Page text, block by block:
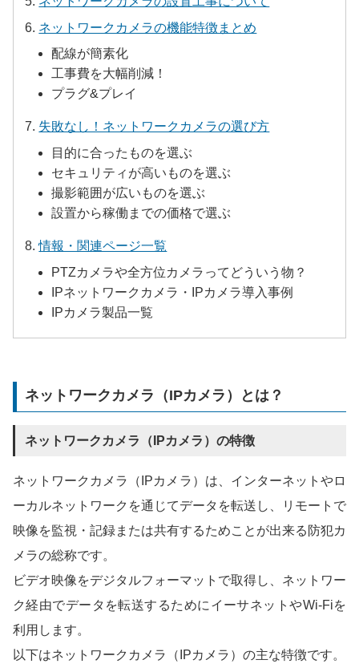
ネットワークカメラの機能特徴まとめ
配線が簡素化
工事費を大幅削減！
プラグ&プレイ
失敗なし！ネットワークカメラの選び方
目的に合ったものを選ぶ
セキュリティが高いものを選ぶ
撮影範囲が広いものを選ぶ
設置から稼働までの価格で選ぶ
情報・関連ページ一覧
PTZカメラや全方位カメラってどういう物？
IPネットワークカメラ・IPカメラ導入事例
IPカメラ製品一覧
ネットワークカメラ（IPカメラ）とは？
ネットワークカメラ（IPカメラ）の特徴
ネットワークカメラ（IPカメラ）は、インターネットやロ
ーカルネットワークを通じてデータを転送し、リモートで
映像を監視・記録または共有するためことが出来る防犯カ
メラの総称です。
ビデオ映像をデジタルフォーマットで取得し、ネットワー
ク経由でデータを転送するためにイーサネットやWi-Fiを
利用します。
以下はネットワークカメラ（IPカメラ）の主な特徴です。